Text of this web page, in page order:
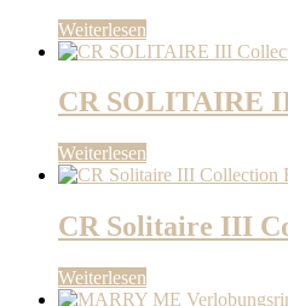
Weiterlesen
CR SOLITAIRE
Weiterlesen
CR Solitaire III
Weiterlesen